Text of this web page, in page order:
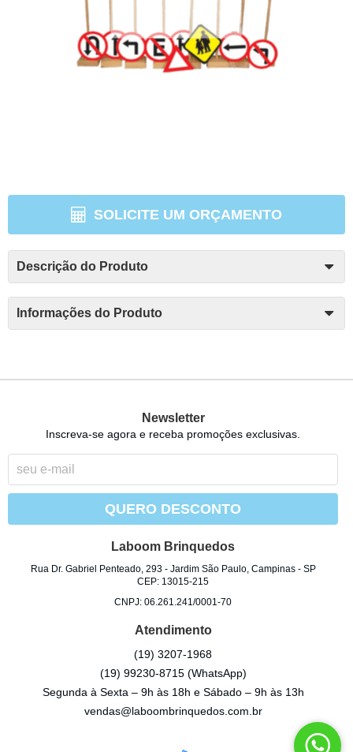
SOLICITE UM ORÇAMENTO
Descrição do Produto
Informações do Produto
Newsletter
Inscreva-se agora e receba promoções exclusivas.
QUERO DESCONTO
Laboom Brinquedos
Rua Dr. Gabriel Penteado, 293- Jardim São Paulo, Campinas- SP
CEP: 13015-215
CNPJ: 06.261.241/0001-70
Atendimento
(19) 3207-1968
(19) 99230-8715 (WhatsApp)
Segunda à Sexta – 9h às 18h e Sábado – 9h às 13h
vendas@laboombrinquedos.com.br